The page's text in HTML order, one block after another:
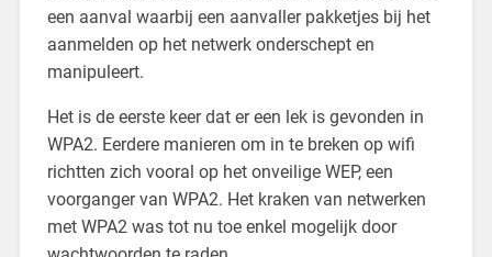
een aanval waarbij een aanvaller pakketjes bij het
aanmelden op het netwerk onderschept en
manipuleert.
Het is de eerste keer dat er een lek is gevonden in
WPA2. Eerdere manieren om in te breken op wifi
richtten zich vooral op het onveilige WEP, een
voorganger van WPA2. Het kraken van netwerken
met WPA2 was tot nu toe enkel mogelijk door